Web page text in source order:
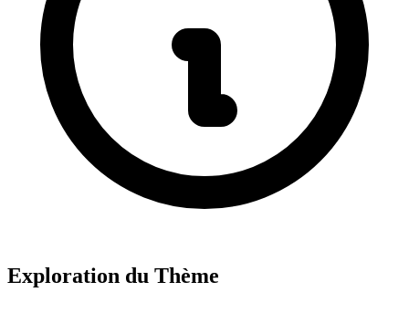
Exploration du Thème